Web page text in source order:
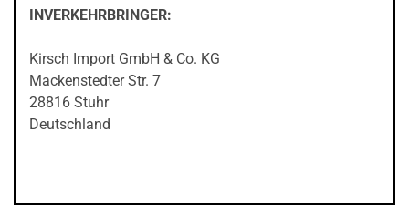
INVERKEHRBRINGER:
Kirsch Import GmbH & Co. KG
Mackenstedter Str. 7
28816 Stuhr
Deutschland